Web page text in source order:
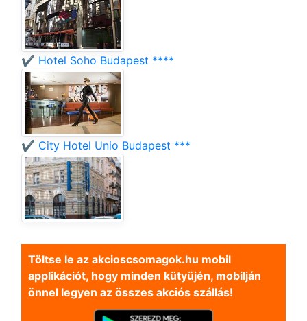
✔️ Hotel Soho Budapest ****
✔️ City Hotel Unio Budapest ***
Töltse le az akcioscsomagok.hu mobil
applikációt, hogy minden kütyüjén, mobilján
önnel legyen az összes akciós szállás!